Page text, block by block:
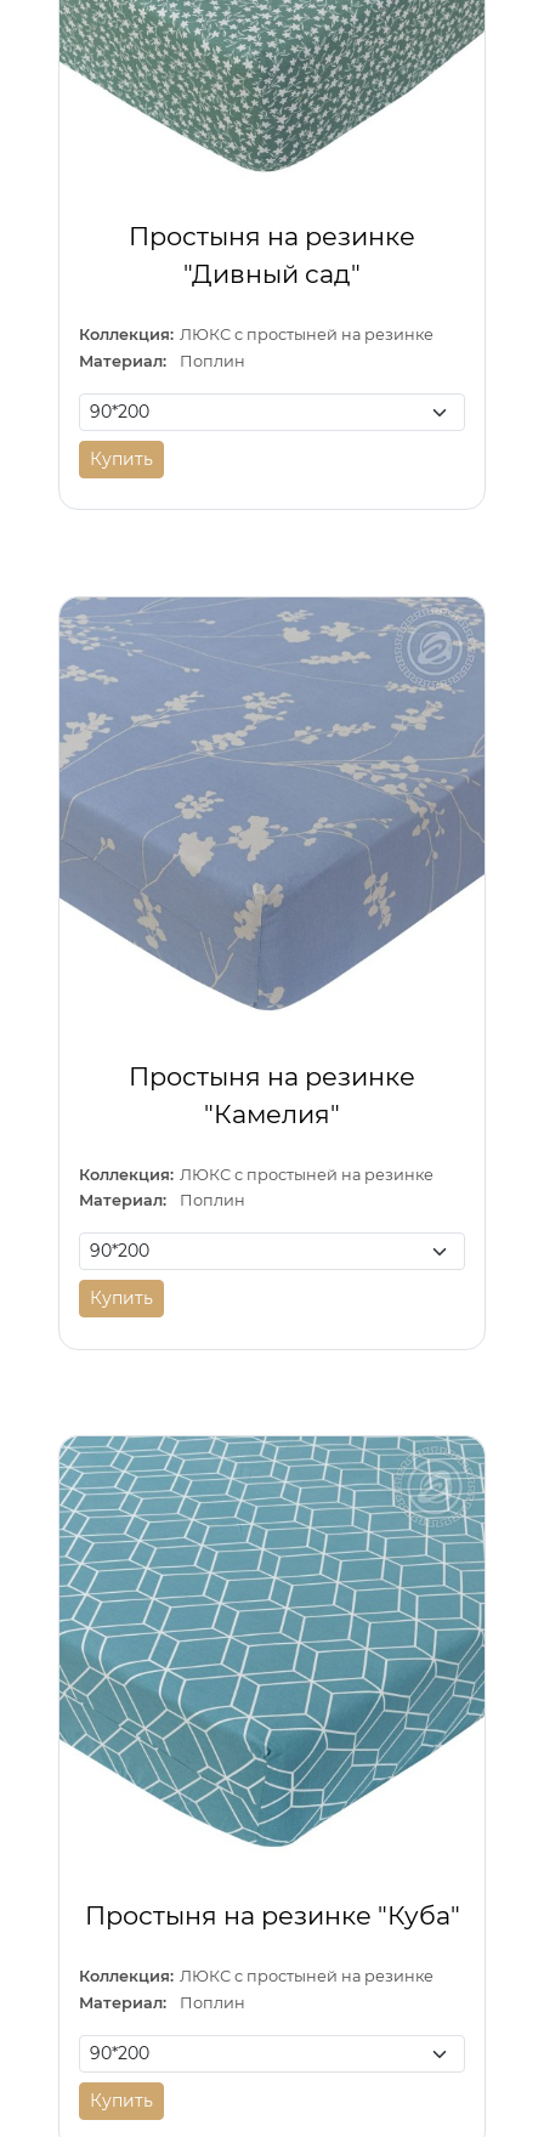
Простыня на резинке
"Дивный сад"
Коллекция: ЛЮКС с простыней на резинке
Материал:
Поплин
Купить
Простыня на резинке
"Камелия"
Коллекция: ЛЮКС с простыней на резинке
Материал:
Поплин
Купить
Простыня на резинке "Куба"
Коллекция: ЛЮКС с простыней на резинке
Материал:
Поплин
Купить